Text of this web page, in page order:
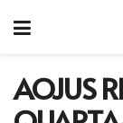
AOJUS